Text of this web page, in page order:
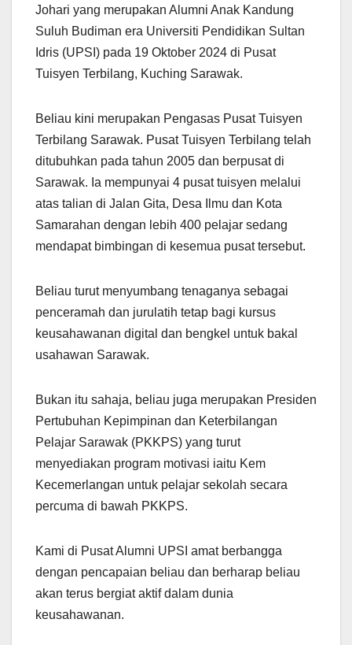
Johari yang merupakan Alumni Anak Kandung
Suluh Budiman era Universiti Pendidikan Sultan
Idris (UPSI) pada 19 Oktober 2024 di Pusat
Tuisyen Terbilang, Kuching Sarawak.
Beliau kini merupakan Pengasas Pusat Tuisyen
Terbilang Sarawak. Pusat Tuisyen Terbilang telah
ditubuhkan pada tahun 2005 dan berpusat di
Sarawak. Ia mempunyai 4 pusat tuisyen melalui
atas talian di Jalan Gita, Desa Ilmu dan Kota
Samarahan dengan lebih 400 pelajar sedang
mendapat bimbingan di kesemua pusat tersebut.
Beliau turut menyumbang tenaganya sebagai
penceramah dan jurulatih tetap bagi kursus
keusahawanan digital dan bengkel untuk bakal
usahawan Sarawak.
Bukan itu sahaja, beliau juga merupakan Presiden
Pertubuhan Kepimpinan dan Keterbilangan
Pelajar Sarawak (PKKPS) yang turut
menyediakan program motivasi iaitu Kem
Kecemerlangan untuk pelajar sekolah secara
percuma di bawah PKKPS.
Kami di Pusat Alumni UPSI amat berbangga
dengan pencapaian beliau dan berharap beliau
akan terus bergiat aktif dalam dunia
keusahawanan.